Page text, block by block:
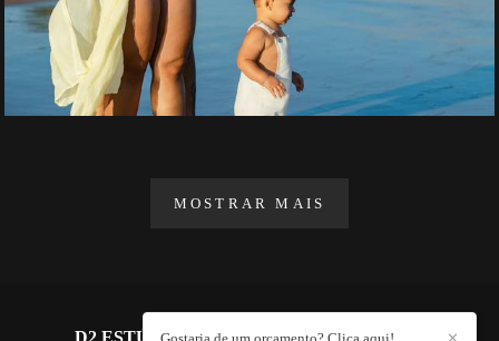
MOSTRAR MAIS
D2 ESTÚDIO FOTOGRÁFICO/CONTATO